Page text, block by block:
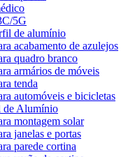
5G
de alumínio
acabamento de azulejos
quadro branco
armários de móveis
tenda
automóveis e bicicletas
de Alumínio
montagem solar
janelas e portas
parede cortina